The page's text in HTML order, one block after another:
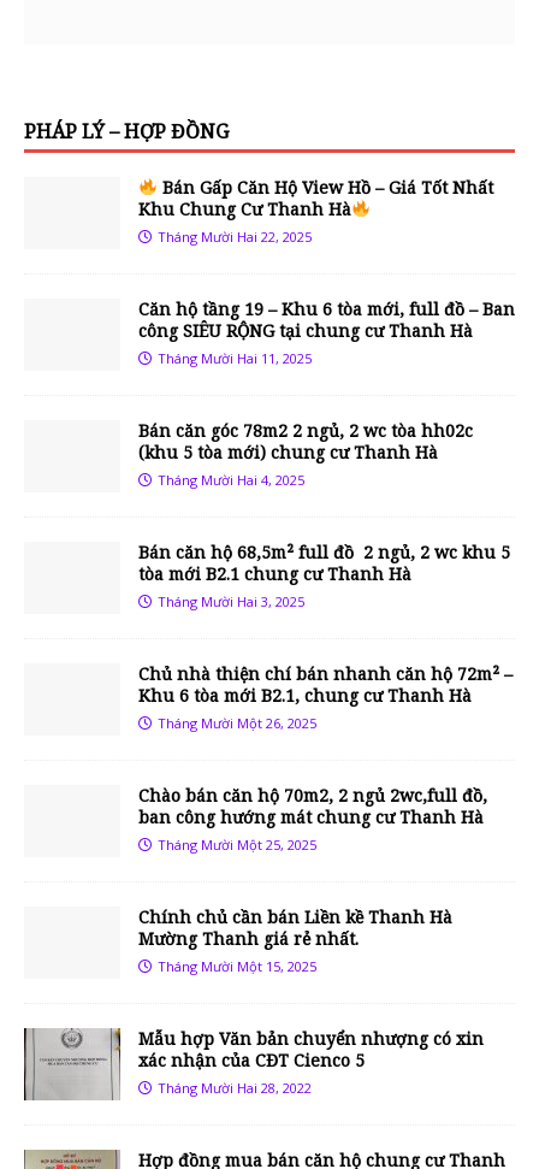
PHÁP LÝ – HỢP ĐỒNG
Bán Gấp Căn Hộ View Hồ – Giá Tốt Nhất
Khu Chung Cư Thanh Hà
Tháng Mười Hai 22, 2025
Căn hộ tầng 19 – Khu 6 tòa mới, full đồ – Ban
công SIÊU RỘNG tại chung cư Thanh Hà
Tháng Mười Hai 11, 2025
Bán căn góc 78m2 2 ngủ, 2 wc tòa hh02c
(khu 5 tòa mới) chung cư Thanh Hà
Tháng Mười Hai 4, 2025
Bán căn hộ 68,5m² full đồ 2 ngủ, 2 wc khu 5
tòa mới B2.1 chung cư Thanh Hà
Tháng Mười Hai 3, 2025
Chủ nhà thiện chí bán nhanh căn hộ 72m² –
Khu 6 tòa mới B2.1, chung cư Thanh Hà
Tháng Mười Một 26, 2025
Chào bán căn hộ 70m2, 2 ngủ 2wc,full đồ,
ban công hướng mát chung cư Thanh Hà
Tháng Mười Một 25, 2025
Chính chủ cần bán Liền kề Thanh Hà
Mường Thanh giá rẻ nhất.
Tháng Mười Một 15, 2025
Mẫu hợp Văn bản chuyển nhượng có xin
xác nhận của CĐT Cienco 5
Tháng Mười Hai 28, 2022
Hợp đồng mua bán căn hộ chung cư Thanh